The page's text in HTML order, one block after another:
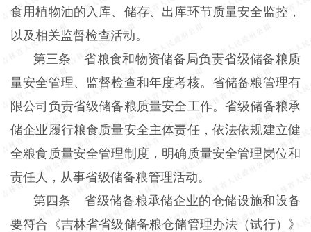
食用植物油的入库、储存、出库环节质量安全监控，
以及相关监督检查活动。
第三条 省粮食和物资储备局负责省级储备粮质
量安全管理、监督检查和年度考核。省储备粮管理有
限公司负责省级储备粮质量安全工作。省级储备粮承
储企业履行粮食质量安全主体责任，依法依规建立健
全粮食质量安全管理制度，明确质量安全管理岗位和
责任人，从事省级储备粮管理活动。
第四条 省级储备粮承储企业的仓储设施和设备
要符合《吉林省省级储备粮仓储管理办法（试行）》